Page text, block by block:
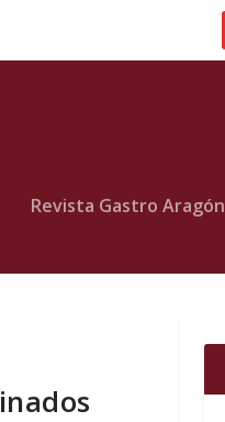
Revista Gastro Aragón